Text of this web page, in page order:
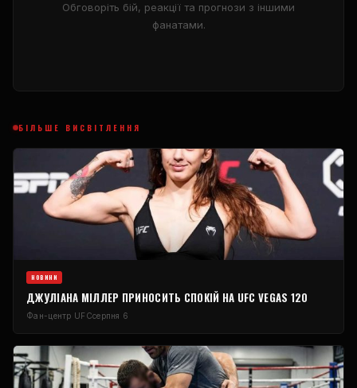
Обговоріть бій, реакції та прогнози з іншими
фанатами.
БІЛЬШЕ ВИСВІТЛЕННЯ
НОВИНИ
ДЖУЛІАНА МІЛЛЕР ПРИНОСИТЬ СПОКІЙ НА UFC VEGAS 120
Фан-центр UFCсерпня 6